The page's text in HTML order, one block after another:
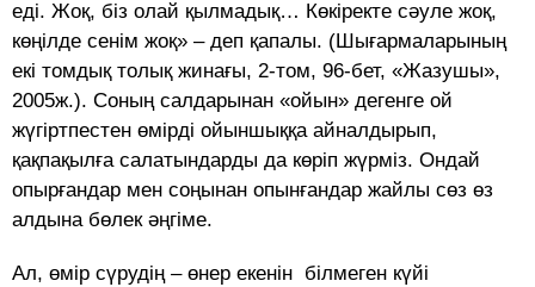
еді. Жоқ, біз олай қылмадық… Көкіректе сәуле жоқ,
көңілде сенім жоқ» – деп қапалы. (Шығармаларының
екі томдық толық жинағы, 2-том, 96-бет, «Жазушы»,
2005ж.). Соның салдарынан «ойын» дегенге ой
жүгіртпестен өмірді ойыншыққа айналдырып,
қақпақылға салатындарды да көріп жүрміз. Ондай
опырғандар мен соңынан опынғандар жайлы сөз өз
алдына бөлек әңгіме.
Ал, өмір сүрудің – өнер екенін білмеген күйі